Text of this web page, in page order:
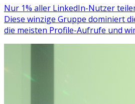
Nur 1% aller LinkedIn-Nutzer
Diese winzige Gruppe dominiert
die meisten Profile-Aufrufe und